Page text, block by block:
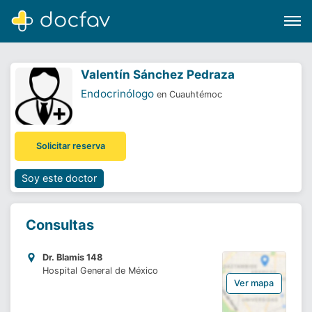
Software para clínicas
¿Eres un doctor?
Valentín Sánchez Pedraza
Endocrinólogo en Cuauhtémoc
Solicitar reserva
Soy este doctor
Consultas
Dr. Blamis 148
Hospital General de México
Ver mapa